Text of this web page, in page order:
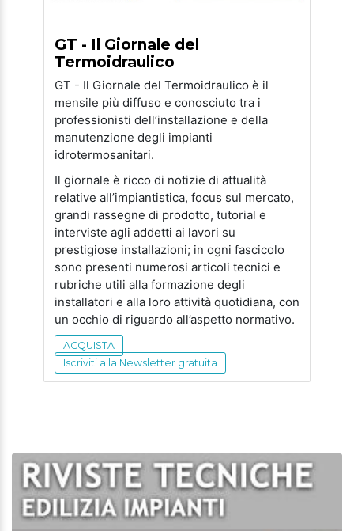
GT - Il Giornale del
Termoidraulico
GT - Il Giornale del Termoidraulico è il
mensile più diffuso e conosciuto tra i
professionisti dell’installazione e della
manutenzione degli impianti
idrotermosanitari.
Il giornale è ricco di notizie di attualità
relative all’impiantistica, focus sul mercato,
grandi rassegne di prodotto, tutorial e
interviste agli addetti ai lavori su
prestigiose installazioni; in ogni fascicolo
sono presenti numerosi articoli tecnici e
rubriche utili alla formazione degli
installatori e alla loro attività quotidiana, con
un occhio di riguardo all’aspetto normativo.
ACQUISTA
Iscriviti alla Newsletter gratuita